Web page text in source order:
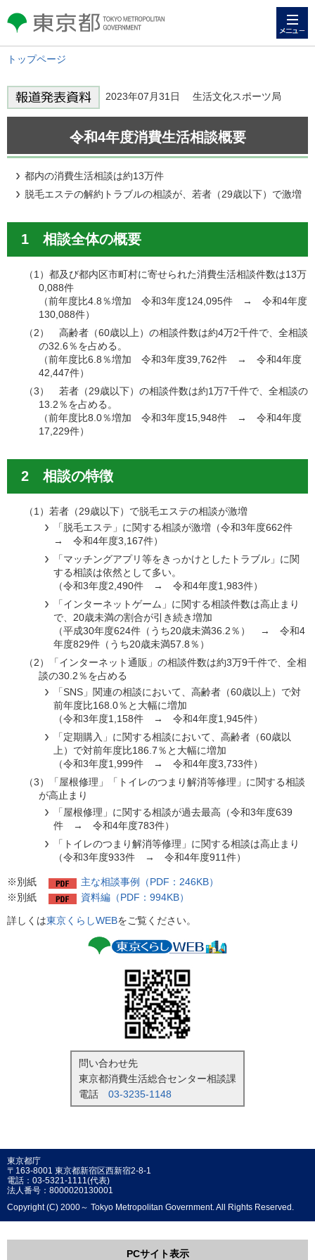
東京都 TOKYO METROPOLITAN
GOVERNMENT
トップページ
2023年07月31日 生活文化スポーツ局
令和4年度消費生活相談概要
都内の消費生活相談は約13万件
脱毛エステの解約トラブルの相談が、若者（29歳以下）で激増
1 相談全体の概要
（1）都及び都内区市町村に寄せられた消費生活相談件数は13万
0,088件
（前年度比4.8％増加 令和3年度124,095件 → 令和4年度
130,088件）
（2） 高齢者（60歳以上）の相談件数は約4万2千件で、全相談
の32.6％を占める。
（前年度比6.8％増加 令和3年度39,762件 → 令和4年度
42,447件）
（3） 若者（29歳以下）の相談件数は約1万7千件で、全相談の
13.2％を占める。
（前年度比8.0％増加 令和3年度15,948件 → 令和4年度
17,229件）
2 相談の特徴
（1）若者（29歳以下）で脱毛エステの相談が激増
「脱毛エステ」に関する相談が激増（令和3年度662件
→ 令和4年度3,167件）
「マッチングアプリ等をきっかけとしたトラブル」に関
する相談は依然として多い。
（令和3年度2,490件 → 令和4年度1,983件）
「インターネットゲーム」に関する相談件数は高止まり
で、20歳未満の割合が引き続き増加
（平成30年度624件（うち20歳未満36.2％） → 令和4
年度829件（うち20歳未満57.8％）
（2）「インターネット通販」の相談件数は約3万9千件で、全相
談の30.2％を占める
「SNS」関連の相談において、高齢者（60歳以上）で対
前年度比168.0％と大幅に増加
（令和3年度1,158件 → 令和4年度1,945件）
「定期購入」に関する相談において、高齢者（60歳以
上）で対前年度比186.7％と大幅に増加
（令和3年度1,999件 → 令和4年度3,733件）
（3）「屋根修理」「トイレのつまり解消等修理」に関する相談
が高止まり
「屋根修理」に関する相談が過去最高（令和3年度639
件 → 令和4年度783件）
「トイレのつまり解消等修理」に関する相談は高止まり
（令和3年度933件 → 令和4年度911件）
※別紙
主な相談事例（PDF：246KB）
※別紙
資料編（PDF：994KB）
詳しくは東京くらしWEBをご覧ください。
問い合わせ先
東京都消費生活総合センター相談課
電話 03-3235-1148
東京都庁
〒163-8001 東京都新宿区西新宿2-8-1
電話：03-5321-1111(代表)
法人番号：8000020130001
Copyright (C) 2000～ Tokyo Metropolitan Government. All Rights Reserved.
PCサイト表示